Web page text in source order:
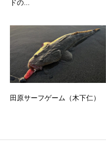
ドの...
田原サーフゲーム（木下仁）